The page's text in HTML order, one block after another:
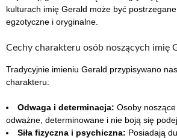
kulturach imię Gerald może być
egzotyczne i oryginalne.
Cechy charakteru osób noszących imię
Tradycyjnie imieniu Gerald przypisywano
charakteru:
Odwaga i determinacja: Osoby
odważne, determinowane i nie boją się
Siła fizyczna i psychiczna: Posiadają